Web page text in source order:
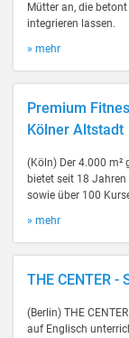
Mütter an, die
integrieren lassen.
» mehr
Premium
Kölner Altstadt
(Köln) Der 4.000 m²
bietet seit 18
sowie über 100
» mehr
THE CENTER
(Berlin) THE
auf Englisch